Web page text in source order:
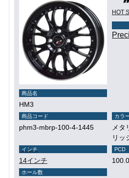
HOT
商品名
HM3
商品コード
phm3-mbrp-100-4-1445
カラ
メタ
リッ
インチ
14インチ
PCD
100.0
ホール数